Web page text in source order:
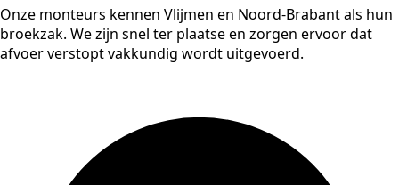
Onze monteurs kennen Vlijmen en Noord-Brabant als hun
broekzak. We zijn snel ter plaatse en zorgen ervoor dat
afvoer verstopt vakkundig wordt uitgevoerd.